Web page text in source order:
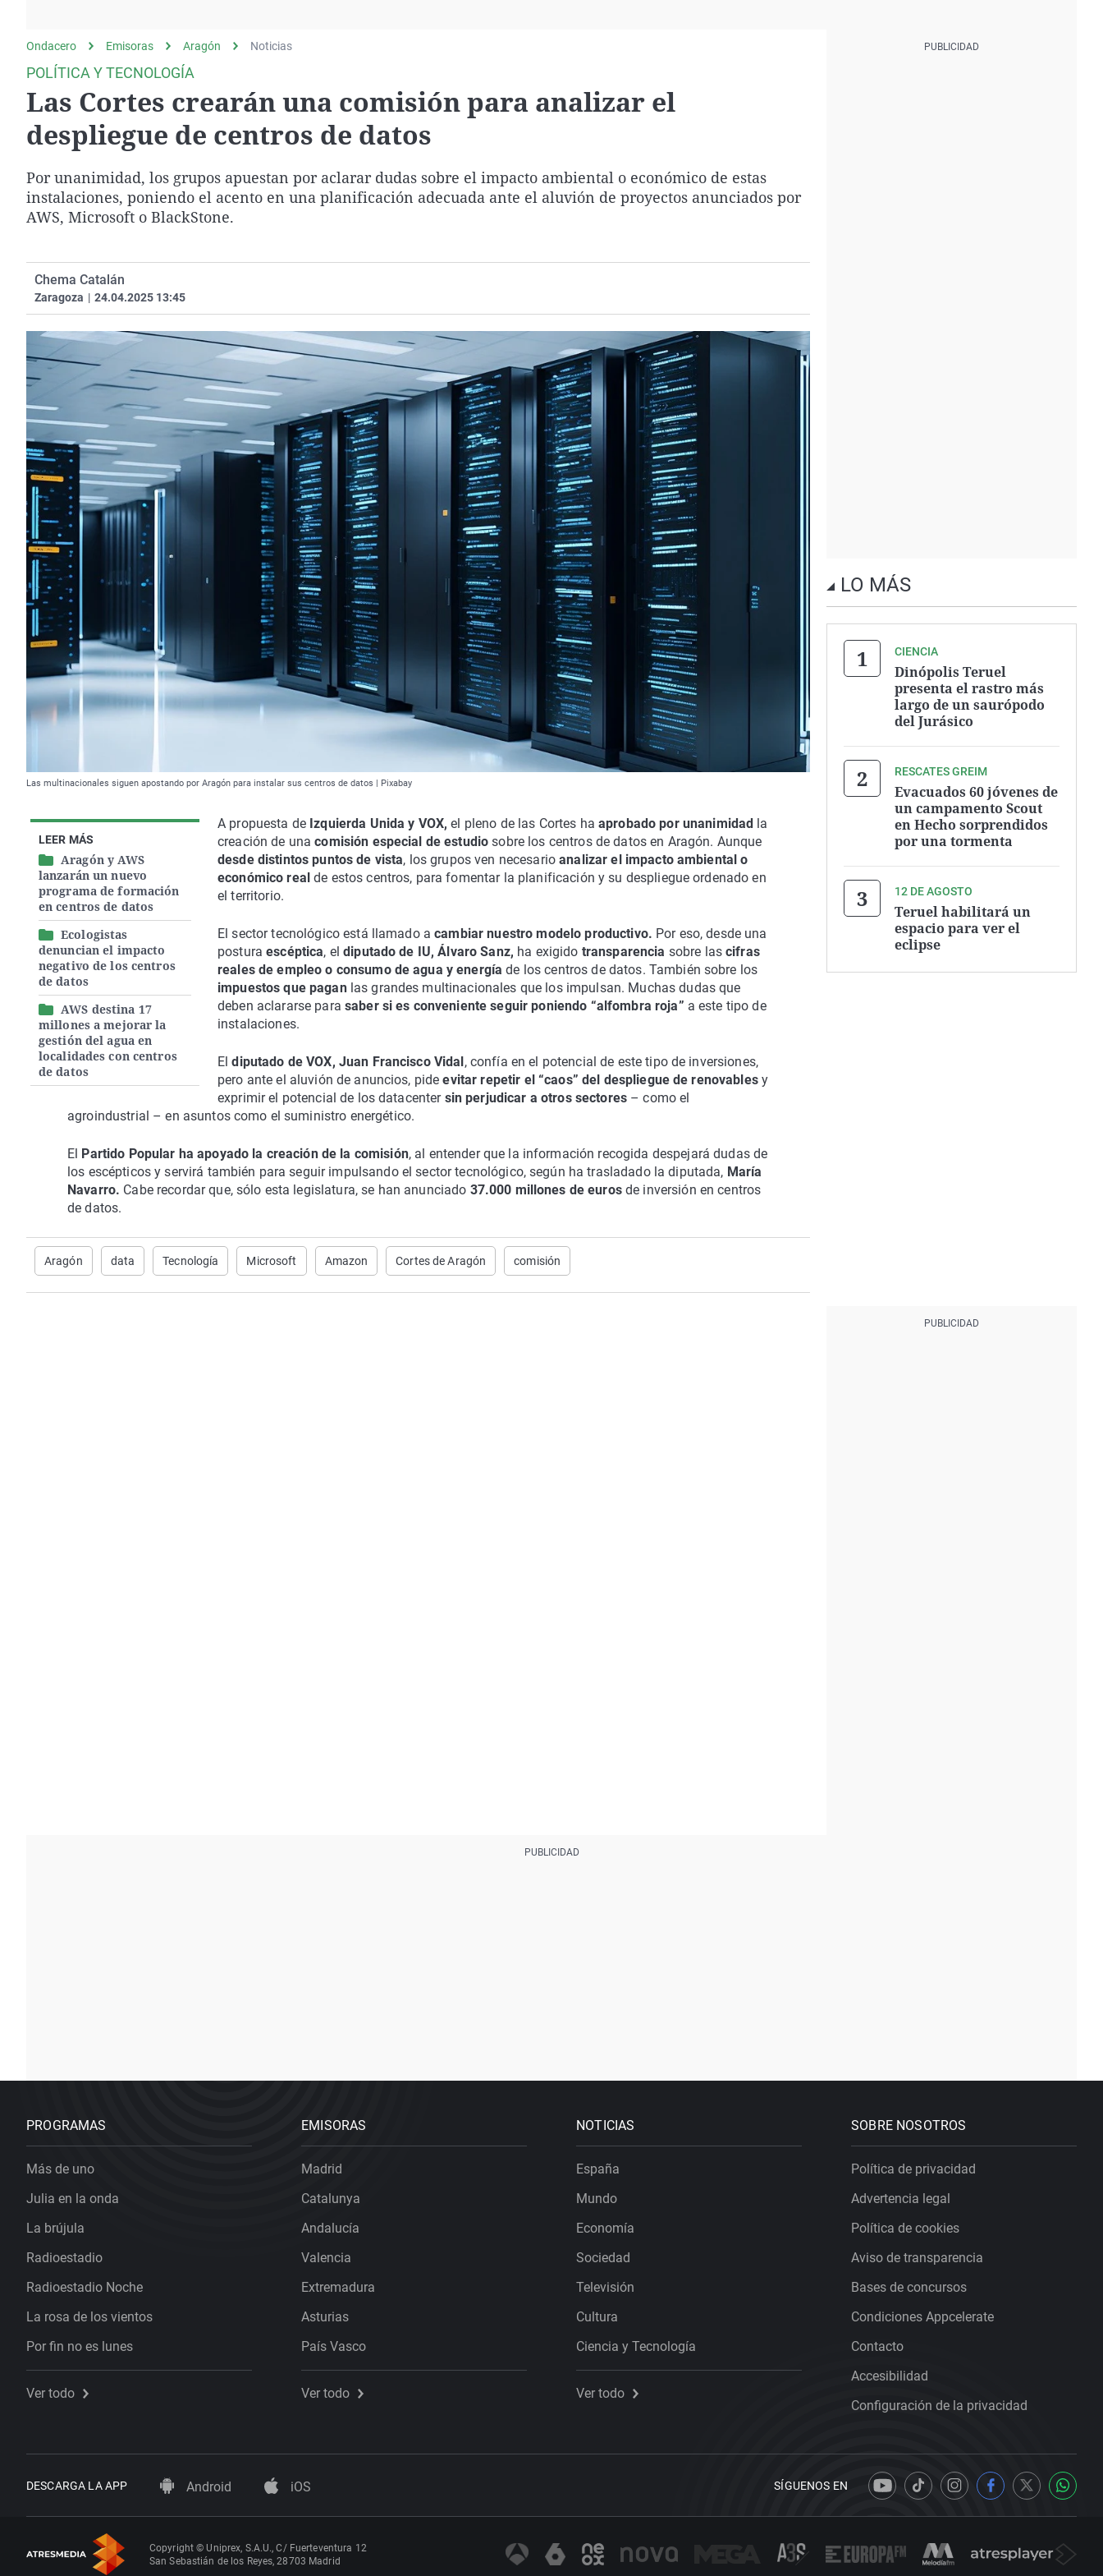
Como el perro y el
gato
Operación Viuda
Negra
Ondacero Emisoras Aragón Noticias
POLÍTICA Y TECNOLOGÍA
Las Cortes crearán una comisión para analizar el
despliegue de centros de datos
Por unanimidad, los grupos apuestan por aclarar dudas sobre el impacto ambiental o económico de estas
instalaciones, poniendo el acento en una planificación adecuada ante el aluvión de proyectos anunciados por
AWS, Microsoft o BlackStone.
Chema Catalán
Zaragoza | 24.04.2025 13:45
Las multinacionales siguen apostando por Aragón para instalar sus centros de datos | Pixabay
LEER MÁS
Aragón y AWS
lanzarán un nuevo
programa de formación
en centros de datos
Ecologistas
denuncian el impacto
negativo de los centros
de datos
AWS destina 17
millones a mejorar la
gestión del agua en
localidades con centros
de datos
A propuesta de Izquierda Unida y VOX,el pleno de las Cortes ha aprobado por unanimidad
la
creación de una comisión especial de estudio sobre los centros de datos en Aragón. Aunque
desde distintos puntos de vista, los grupos ven necesarioanalizar el impacto ambiental o
económico realde estos centros, para fomentar la planificación y su despliegue ordenado en
el territorio.
El sector tecnológico está llamado a cambiar nuestro modelo productivo. Por eso, desde una
posturaescéptica, eldiputado de IU, Álvaro Sanz, ha exigido transparencia sobre lascifras
reales de empleo o consumo de agua y energía de los centros de datos. También sobre los
impuestos que paganlas grandes multinacionales que los impulsan. Muchas dudas que
deben aclararse para saber si es conveniente seguir poniendo “alfombra roja” a este tipo de
instalaciones.
Eldiputado de VOX, Juan Francisco Vidal , confía en el potencial de este tipo de inversiones,
pero ante el aluvión de anuncios, pideevitar repetir el “caos” del despliegue de renovablesy
exprimir el potencial de los datacentersin perjudicar a otros sectores– como el
agroindustrial – en asuntos como el suministro energético.
El Partido Popular ha apoyado la creación de la comisión, al entender que la información recogida despejará dudas de
los escépticos y servirá también para seguir impulsando el sector tecnológico, según ha trasladado la diputada, María
Navarro. Cabe recordar que, sólo esta legislatura, se han anunciado 37.000 millones de eurosde inversión en centros
de datos.
Aragón data Tecnología Microsoft Amazon Cortes de Aragón comisión
LO MÁS
CIENCIA
Dinópolis Teruel
presenta el rastro más
largo de un saurópodo
del Jurásico
RESCATES GREIM
Evacuados 60 jóvenes de
un campamento Scout
en Hecho sorprendidos
por una tormenta
12 DE AGOSTO
Teruel habilitará un
espacio para ver el
eclipse
PROGRAMAS
Más de uno
Julia en la onda
La brújula
Radioestadio
Radioestadio Noche
La rosa de los vientos
Por fin no es lunes
Ver todo
EMISORAS
Madrid
Catalunya
Andalucía
Valencia
Extremadura
Asturias
País Vasco
Ver todo
NOTICIAS
España
Mundo
Economía
Sociedad
Televisión
Cultura
Ciencia y Tecnología
Ver todo
SOBRE NOSOTROS
Política de privacidad
Advertencia legal
Política de cookies
Aviso de transparencia
Bases de concursos
Condiciones Appcelerate
Contacto
Accesibilidad
Configuración de la privacidad
DESCARGA LA APP Android iOS SÍGUENOS EN
Copyright © Uniprex, S.A.U., C/ Fuerteventura 12
San Sebastián de los Reyes, 28703 Madrid